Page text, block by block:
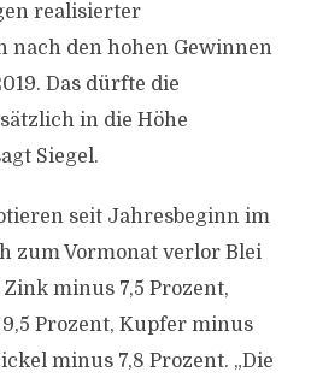
realisierter
nach den hohen Gewinnen
Das dürfte die
in die Höhe
Siegel.
seit Jahresbeginn im
zum Vormonat verlor Blei
minus 7,5 Prozent,
Prozent, Kupfer minus
minus 7,8 Prozent. „Die